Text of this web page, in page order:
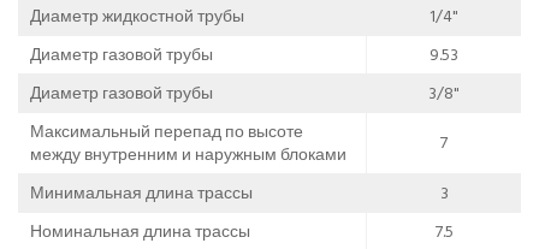
Диаметр жидкостной трубы
1/4"
Диаметр газовой трубы
9.53
Диаметр газовой трубы
3/8"
Максимальный перепад по высоте
между внутренним и наружным блоками
7
Минимальная длина трассы
3
Номинальная длина трассы
7.5